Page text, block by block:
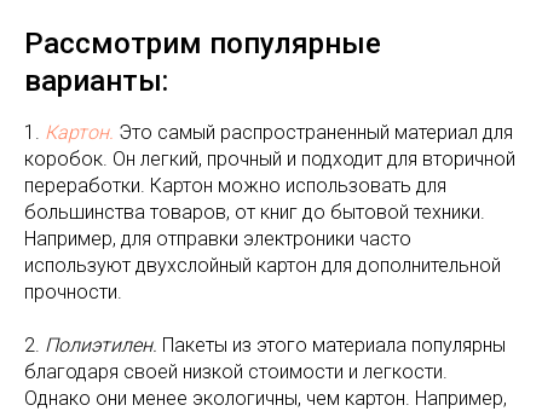
Рассмотрим популярные
варианты:
1. Картон. Это самый распространенный материал для
коробок. Он легкий, прочный и подходит для вторичной
переработки. Картон можно использовать для
большинства товаров, от книг до бытовой техники.
Например, для отправки электроники часто
используют двухслойный картон для дополнительной
прочности.
2. Полиэтилен. Пакеты из этого материала популярны
благодаря своей низкой стоимости и легкости.
Однако они менее экологичны, чем картон. Например,